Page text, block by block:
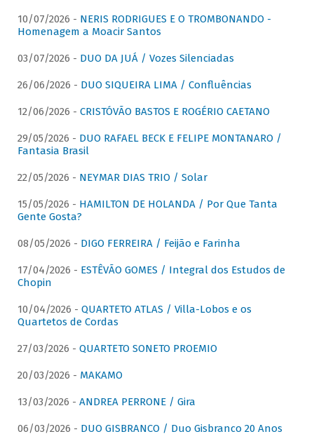
10/07/2026 - NERIS RODRIGUES E O TROMBONANDO -
Homenagem a Moacir Santos
03/07/2026 - DUO DA JUÁ / Vozes Silenciadas
26/06/2026 - DUO SIQUEIRA LIMA / Confluências
12/06/2026 - CRISTÓVÃO BASTOS E ROGÉRIO CAETANO
29/05/2026 - DUO RAFAEL BECK E FELIPE MONTANARO /
Fantasia Brasil
22/05/2026 - NEYMAR DIAS TRIO / Solar
15/05/2026 - HAMILTON DE HOLANDA / Por Que Tanta
Gente Gosta?
08/05/2026 - DIGO FERREIRA / Feijão e Farinha
17/04/2026 - ESTÊVÃO GOMES / Integral dos Estudos de
Chopin
10/04/2026 - QUARTETO ATLAS / Villa-Lobos e os
Quartetos de Cordas
27/03/2026 - QUARTETO SONETO PROEMIO
20/03/2026 - MAKAMO
13/03/2026 - ANDREA PERRONE / Gira
06/03/2026 - DUO GISBRANCO / Duo Gisbranco 20 Anos